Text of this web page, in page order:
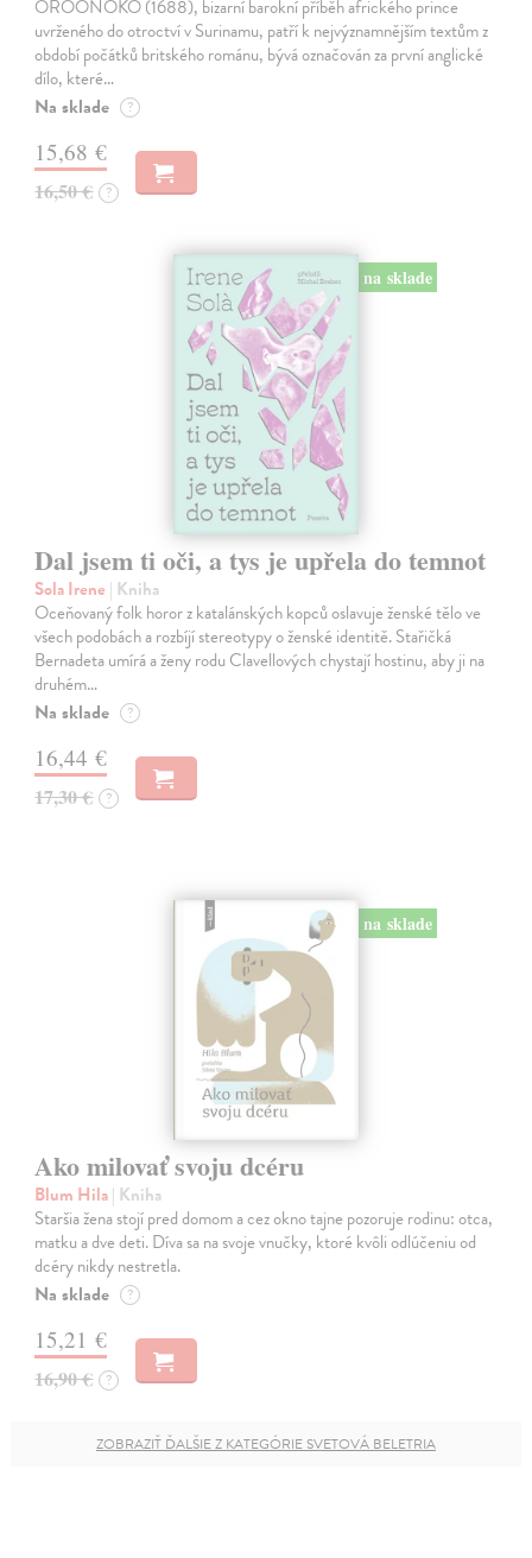
OROONOKO (1688), bizarní barokní příběh afrického prince
uvrženého do otroctví v Surinamu, patří k nejvýznamnějším textům z
období počátků britského románu, bývá označován za první anglické
dílo, které…
Na sklade ?
15,68 €
16,50 € ?
na sklade
Dal jsem ti oči, a tys je upřela do temnot
Sola Irene | Kniha
Oceňovaný folk horor z katalánských kopců oslavuje ženské tělo ve
všech podobách a rozbíjí stereotypy o ženské identitě. Stařičká
Bernadeta umírá a ženy rodu Clavellových chystají hostinu, aby ji na
druhém…
Na sklade ?
16,44 €
17,30 € ?
na sklade
Ako milovať svoju dcéru
Blum Hila| Kniha
Staršia žena stojí pred domom a cez okno tajne pozoruje rodinu: otca,
matku a dve deti. Díva sa na svoje vnučky, ktoré kvôli odlúčeniu od
dcéry nikdy nestretla.
Na sklade ?
15,21 €
16,90 € ?
ZOBRAZIŤ ĎALŠIE Z KATEGÓRIE SVETOVÁ BELETRIA